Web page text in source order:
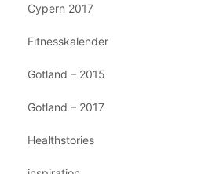
Cypern 2017
Fitnesskalender
Gotland – 2015
Gotland – 2017
Healthstories